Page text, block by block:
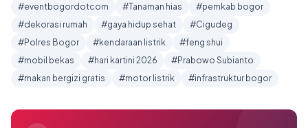
#eventbogordotcom #Tanaman hias
#pemkab bogor
#dekorasi rumah
#gaya hidup sehat
#Cigudeg
#Polres Bogor
#kendaraan listrik
#feng shui
#mobil bekas
#hari kartini 2026
#Prabowo Subianto
#makan bergizi gratis
#motor listrik #infrastruktur bogor